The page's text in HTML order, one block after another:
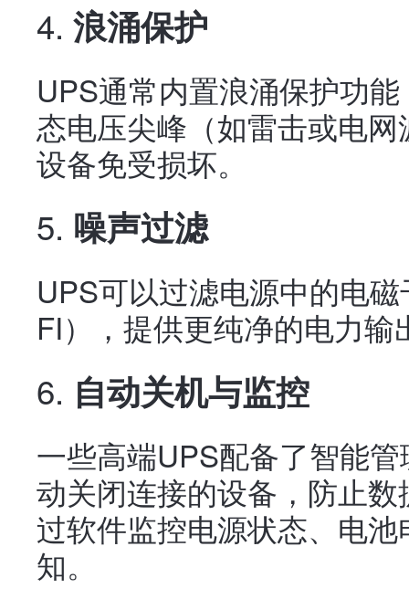
4. 浪涌保护
UPS通常内置浪涌保护功
态电压尖峰（如雷击或电
设备免受损坏。
5. 噪声过滤
UPS可以过滤电源中的电
FI），提供更纯净的电力
6. 自动关机与监控
一些高端UPS配备了智能
动关闭连接的设备，防止
过软件监控电源状态、电
知。